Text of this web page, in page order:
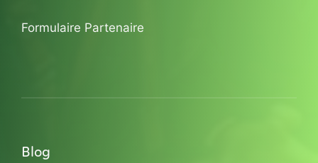
Formulaire Partenaire
Blog